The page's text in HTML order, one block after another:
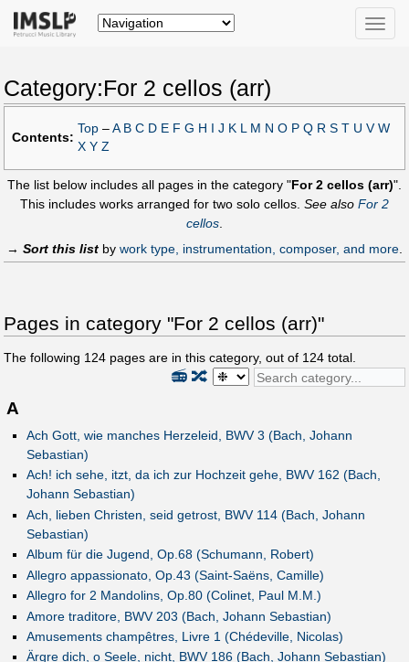
Toggle
Category:For 2 cellos (arr)
Contents:
Top – A B C D E F G H J K M N O P Q R S T U V W
X Y Z
The list below includes all pages in the category "For 2 cellos (arr)".
This includes works arranged for two solo cellos. See also For 2
cellos.
→ Sort this list by work type, instrumentation, composer, and more.
Pages in category "For 2 cellos (arr)"
The following 124 pages are in this category, out of 124 total.
🔀
📻
A
Ach Gott, wie manches Herzeleid, BWV 3 (Bach, Johann
Sebastian)
Ach! ich sehe, itzt, da ich zur Hochzeit gehe, BWV 162 (Bach,
Johann Sebastian)
Ach, lieben Christen, seid getrost, BWV 114 (Bach, Johann
Sebastian)
Album für die Jugend, Op.68 (Schumann, Robert)
Allegro appassionato, Op.43 (Saint-Saëns, Camille)
Allegro for 2 Mandolins, Op.80 (Colinet, Paul M.M.)
Amore traditore, BWV 203 (Bach, Johann Sebastian)
Amusements champêtres, Livre 1 (Chédeville, Nicolas)
Ärgre dich, o Seele, nicht, BWV 186 (Bach, Johann Sebastian)